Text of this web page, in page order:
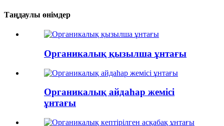
Таңдаулы өнімдер
Органикалық қызылша ұнтағы
Органикалық айдаһар жемісі
ұнтағы